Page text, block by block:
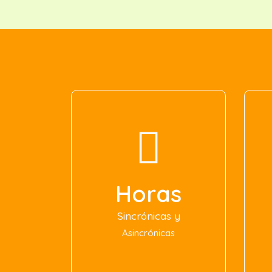
Horas
Sincrónicas y
Asincrónicas